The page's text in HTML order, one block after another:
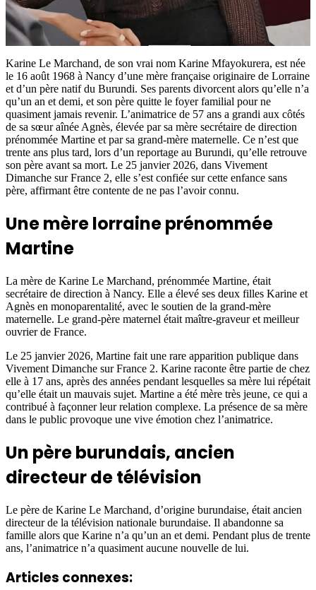
Karine Le Marchand, de son vrai nom Karine Mfayokurera, est née
le 16 août 1968 à Nancy d’une mère française originaire de Lorraine
et d’un père natif du Burundi. Ses parents divorcent alors qu’elle n’a
qu’un an et demi, et son père quitte le foyer familial pour ne
quasiment jamais revenir. L’animatrice de 57 ans a grandi aux côtés
de sa sœur aînée Agnès, élevée par sa mère secrétaire de direction
prénommée Martine et par sa grand-mère maternelle. Ce n’est que
trente ans plus tard, lors d’un reportage au Burundi, qu’elle retrouve
son père avant sa mort. Le 25 janvier 2026, dans Vivement
Dimanche sur France 2, elle s’est confiée sur cette enfance sans
père, affirmant être contente de ne pas l’avoir connu.
Une mère lorraine prénommée
Martine
La mère de Karine Le Marchand, prénommée Martine, était
secrétaire de direction à Nancy. Elle a élevé ses deux filles Karine et
Agnès en monoparentalité, avec le soutien de la grand-mère
maternelle. Le grand-père maternel était maître-graveur et meilleur
ouvrier de France.
Le 25 janvier 2026, Martine fait une rare apparition publique dans
Vivement Dimanche sur France 2. Karine raconte être partie de chez
elle à 17 ans, après des années pendant lesquelles sa mère lui répétait
qu’elle était un mauvais sujet. Martine a été mère très jeune, ce qui a
contribué à façonner leur relation complexe. La présence de sa mère
dans le public provoque une vive émotion chez l’animatrice.
Un père burundais, ancien
directeur de télévision
Le père de Karine Le Marchand, d’origine burundaise, était ancien
directeur de la télévision nationale burundaise. Il abandonne sa
famille alors que Karine n’a qu’un an et demi. Pendant plus de trente
ans, l’animatrice n’a quasiment aucune nouvelle de lui.
Articles connexes: